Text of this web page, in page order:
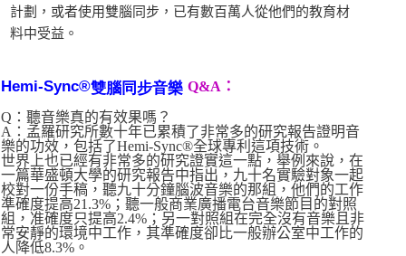
計劃，或者使用雙腦同步，已有數百萬人從他們的教育材
料中受益。
Hemi-Sync®雙腦同步音樂 Q&A：
Q：聽音樂真的有效果嗎？
A：孟羅研究所數十年已累積了非常多的研究報告證明音
樂的功效，包括了Hemi-Sync®全球專利這項技術。
世界上也已經有非常多的研究證實這一點，舉例來說，在
一篇華盛頓大學的研究報告中指出，九十名實驗對象一起
校對一份手稿，聽九十分鐘腦波音樂的那組，他們的工作
準確度提高21.3%；聽一般商業廣播電台音樂節目的對照
組，准確度只提高2.4%；另一對照組在完全沒有音樂且非
常安靜的環境中工作，其準確度卻比一般辦公室中工作的
人降低8.3%。